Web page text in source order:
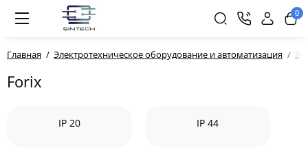
0
Главная Электротехническое оборудование и автоматизация
Forix
IP 20 IP 44